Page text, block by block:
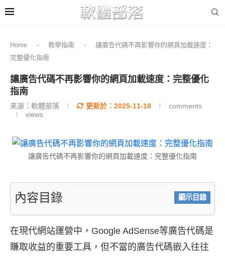
Home - 教學指南 -
讓廣告代碼不再影響你的網頁加載速度：
完整優化指南
讓廣告代碼不再影響你的網頁加載速度：完整優化
指南
來源：軟體部落 更新於： 2025-11-18
comments
views
讓廣告代碼不再影響你的網頁加載速度：完整優化指南
內容目錄 顯示目錄
在現代網站運營中，Google AdSense等廣告代碼是
賺取收益的重要工具，但不當的廣告代碼嵌入往往